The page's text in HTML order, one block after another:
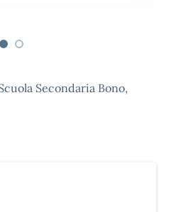
Secondaria Bono,